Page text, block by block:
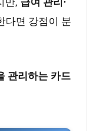
다면 강점이 분
관리하는 카드